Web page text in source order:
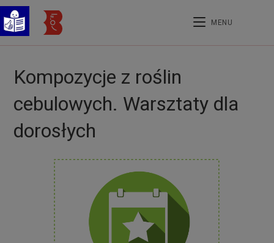
MENU
Kompozycje z roślin
cebulowych. Warsztaty dla
dorosłych